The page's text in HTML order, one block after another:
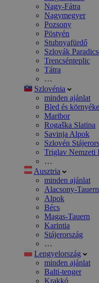
Nagy-Fátra
Nagymegyer
Pozsony
Pöstyén
Stubnyafürdő
Szlovák
Trencsénteplic
Tátra
…
Szlovénia
minden ajánlat
Bled és környéke
Maribor
Rogaška Slatina
Savinja Alpok
Szlovén
Triglav Nemzeti
…
Ausztria
minden ajánlat
Alacsony-Tauern
Alpok
Bécs
Magas-Tauern
Karintia
Stájerország
…
Lengyelország
minden ajánlat
Balti-tenger
Krakkó